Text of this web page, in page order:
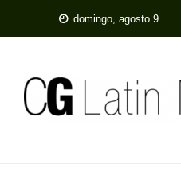
domingo, agosto 9